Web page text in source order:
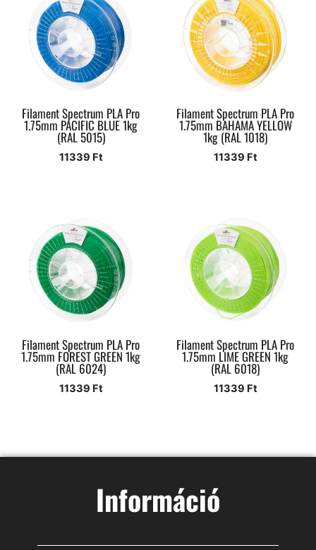
Filament Spectrum PLA Pro
1.75mm PACIFIC BLUE 1kg
(RAL 5015)
11339 Ft
Filament Spectrum PLA Pro
1.75mm BAHAMA YELLOW
1kg (RAL 1018)
11339 Ft
Filament Spectrum PLA Pro
1.75mm FOREST GREEN 1kg
(RAL 6024)
11339 Ft
Filament Spectrum PLA Pro
1.75mm LIME GREEN 1kg
(RAL 6018)
11339 Ft
Információ